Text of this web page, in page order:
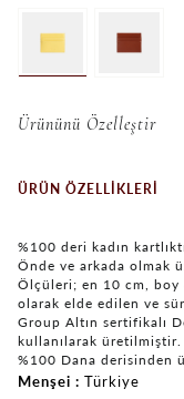
Ürününü Özelleştir
ÜRÜN ÖZELLIKLERI
%100 deri kadın
Önde ve arkada olmak
Ölçüleri; en 10 cm,
olarak elde edilen ve
Group Altın sertifikalı
kullanılarak üretilmiştir.
%100 Dana derisinden
Menşei Türkiye